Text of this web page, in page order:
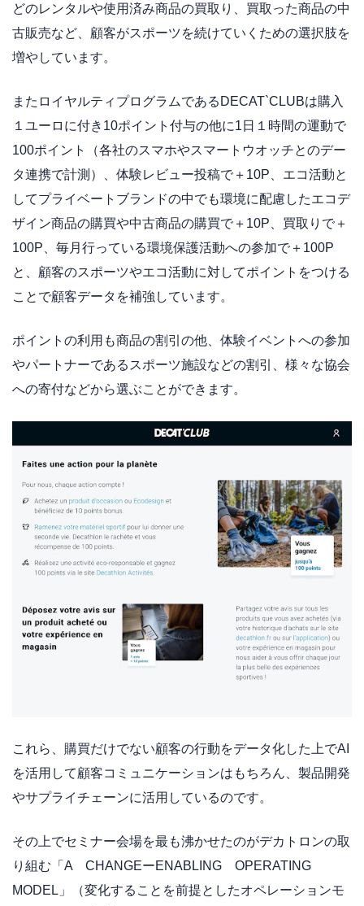
どのレンタルや使用済み商品の買取り、買取った商品の中
古販売など、顧客がスポーツを続けていくための選択肢を
増やしています。
またロイヤルティプログラムであるDECAT`CLUBは購入
１ユーロに付き10ポイント付与の他に1日１時間の運動で
100ポイント（各社のスマホやスマートウオッチとのデー
タ連携で計測）、体験レビュー投稿で＋10P、エコ活動と
してプライベートブランドの中でも環境に配慮したエコデ
ザイン商品の購買や中古商品の購買で＋10P、買取りで＋
100P、毎月行っている環境保護活動への参加で＋100P
と、顧客のスポーツやエコ活動に対してポイントをつける
ことで顧客データを補強しています。
ポイントの利用も商品の割引の他、体験イベントへの参加
やパートナーであるスポーツ施設などの割引、様々な協会
への寄付などから選ぶことができます。
これら、購買だけでない顧客の行動をデータ化した上でAI
を活用して顧客コミュニケーションはもちろん、製品開発
やサプライチェーンに活用しているのです。
その上でセミナー会場を最も沸かせたのがデカトロンの取
り組む「A CHANGEーENABLING OPERATING
MODEL」（変化することを前提としたオペレーションモ